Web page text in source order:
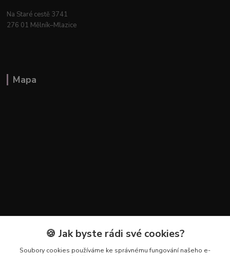
Na Staré cestě 3741
276 01 Mělník–Mlazice
Mapa
Kontakty🍪 Jak byste rádi své cookies?
Soubory cookies používáme ke správnému fungování našeho e-